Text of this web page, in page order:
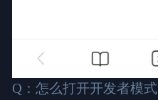
Q：怎么打开开发者模